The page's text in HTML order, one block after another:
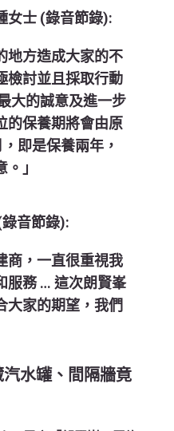
女士 (錄音節錄):
地方造成大家的不
檢討並且採取行動
大的誠意及進一步
的保養期將會由原
即是保養兩年，
」
音節錄):
商，一直很重視我
服務 … 這次朗賢峯
大家的期望，我們
水罐、間隔牆竟